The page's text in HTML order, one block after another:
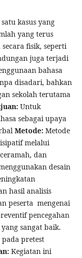
kasus yang
yang terus
fisik, seperti
juga terjadi
bahasa
disadari, bahkan
sekolah terutama
Untuk
sebagai upaya
Metode:Metode
melalui
dan
desain
hasil analisis
peserta mengenai
pencegahan
sangat baik.
pretest
Kegiatan ini